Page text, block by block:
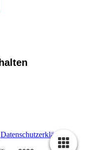
Datenschutzerklärung